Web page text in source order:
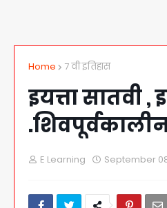
Home 7 वी इतिहास
इयत्ता सातवी ,
E Learning September